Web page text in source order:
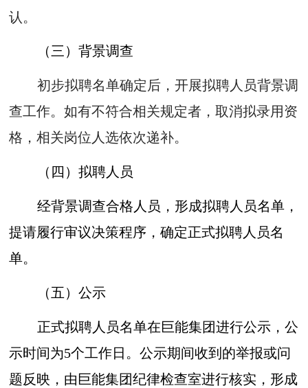
认。
（三）背景调查
初步拟聘名单确定后，开展拟聘人员背景调
查工作。如有不符合相关规定者，取消拟录用资
格，相关岗位人选依次递补。
（四）拟聘人员
经背景调查合格人员，形成拟聘人员名单，
提请履行审议决策程序，确定正式拟聘人员名
单。
（五）公示
正式拟聘人员名单在巨能集团进行公示，公
示时间为5个工作日。公示期间收到的举报或问
题反映，由巨能集团纪律检查室进行核实，形成